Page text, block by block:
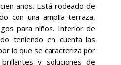
años. Está rodeado de
con una amplia terraza,
para niños. Interior de
teniendo en cuenta las
lo que se caracteriza por
y soluciones de